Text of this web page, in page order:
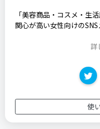
「美容商品・コスメ・生
関心が高い女性向けのSNS
詳
使